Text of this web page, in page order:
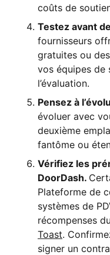
coûts de
Testez avant
fournisseurs
gratuites ou
vos équipes de
l’évaluation.
Pensez à
évoluer avec
deuxième
fantôme ou
Vérifiez les
DoorDash.
Plateforme de
systèmes de
récompenses
Toast.
signer un